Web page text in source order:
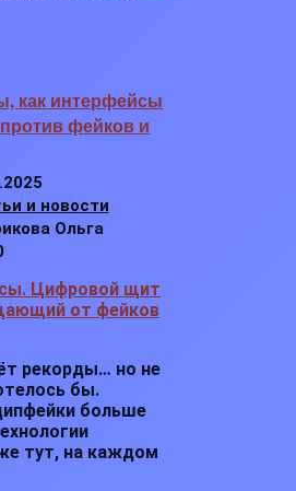
как интерфейсы
фейков и
и новости
Ольга
рекорды… но не
бы.
больше
тут, на каждом